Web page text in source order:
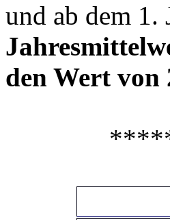
und ab dem
den Wert von